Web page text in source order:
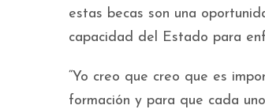
estas becas son una
capacidad del Estado para
“Yo creo que creo que es
formación y para que cada